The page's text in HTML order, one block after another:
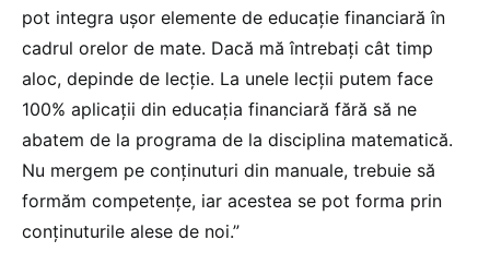
pot integra ușor elemente de educație financiară în
cadrul orelor de mate. Dacă mă întrebați cât timp
aloc, depinde de lecție. La unele lecții putem face
100% aplicații din educația financiară fără să ne
abatem de la programa de la disciplina matematică.
Nu mergem pe conținuturi din manuale, trebuie să
formăm competențe, iar acestea se pot forma prin
conținuturile alese de noi.”